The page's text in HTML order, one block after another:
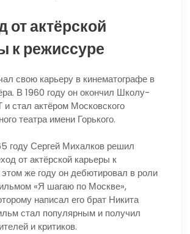
от актёрской
к режиссуре
свою карьеру в кинематографе в
В 1960 году он окончил Школу-
стал актёром Московского
театра имени Горького.
году Сергей Михалков решил
от актёрской карьеры к
же году он дебютировал в роли
«Я шагаю по Москве»,
написал его брат Никита
стал популярным и получил
и критиков.